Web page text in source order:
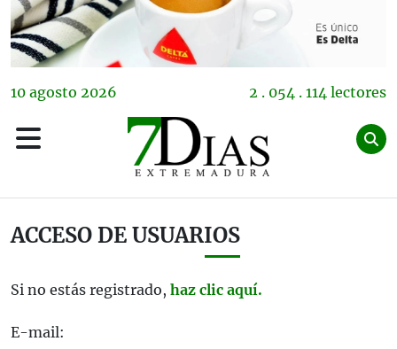
10 agosto 2026 2 . 054 . 114 lectores
ACCESO DE USUARIOS
Si no estás registrado, haz clic aquí.
E-mail: